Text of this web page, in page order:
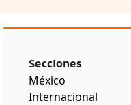
Secciones
México
Internacional